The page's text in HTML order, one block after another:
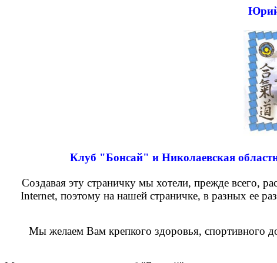
Юрий
Клуб "Бонсай" и Николаевская
Создавая эту страничку мы хотели, прежде всего,
Internet, поэтому на нашей страничке, в разных ее
Мы желаем Вам крепкого здоровья, спортивного